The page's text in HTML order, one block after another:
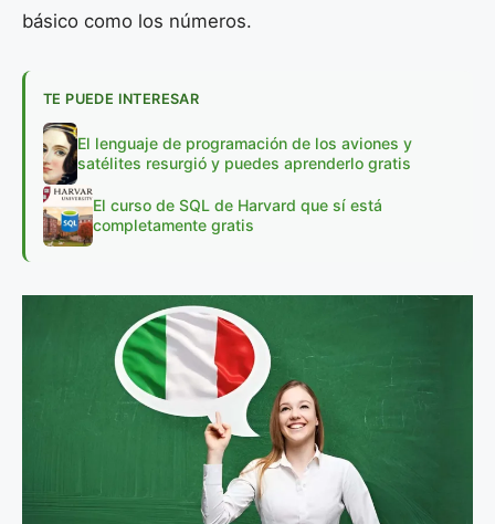
básico como los números.
TE PUEDE INTERESAR
El lenguaje de programación de los aviones y
satélites resurgió y puedes aprenderlo gratis
El curso de SQL de Harvard que sí está
completamente gratis